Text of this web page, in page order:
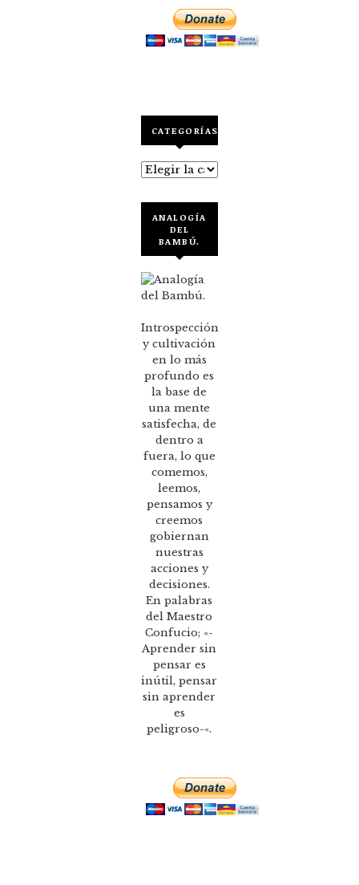
CATEGORÍAS
Categorías
ANALOGÍA
DEL
BAMBÚ.
Introspección
y cultivación
en lo más
profundo es
la base de
una mente
satisfecha, de
dentro a
fuera, lo que
comemos,
leemos,
pensamos y
creemos
gobiernan
nuestras
acciones y
decisiones.
En palabras
del Maestro
Confucio; «-
Aprender sin
pensar es
inútil, pensar
sin aprender
es
peligroso-«.